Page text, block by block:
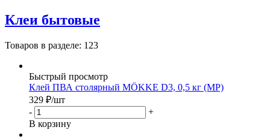
Клеи бытовые
Товаров в разделе: 123
Быстрый просмотр
Клей ПВА столярный MÖKKE D3, 0,5 кг (МР)
329 ₽/шт
-
+
В корзину